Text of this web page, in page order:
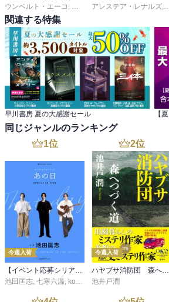
ウンベルト・エーコ
河島英昭 ,河島思朗
アレステア・レナルズ
関連する特集
早川書房 夏の大感謝セール
同じジャンルのランキング
1位
今週入荷
【イベント応募シリアルコード付】池田匡志出演・オーディオフォトブック「あの日」SPECIAL EDITION（音声／動画付）
池田匡志, 七寒六温, konoko58 ,村崎キコ
2位
今週入荷
ハヤブサ消防団 森へつづく道
池井戸潤